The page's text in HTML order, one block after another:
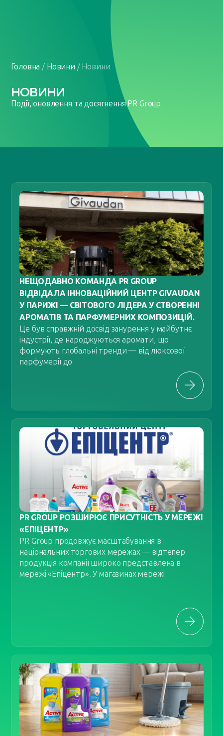
EN
Головна / Новини / Новини
НОВИНИ
Події, оновлення та досягнення PR Group
НЕЩОДАВНО КОМАНДА PR GROUP
ВІДВІДАЛА ІННОВАЦІЙНИЙ ЦЕНТР GIVAUDAN
У ПАРИЖІ — СВІТОВОГО ЛІДЕРА У СТВОРЕННІ
АРОМАТІВ ТА ПАРФУМЕРНИХ КОМПОЗИЦІЙ.
Це був справжній досвід занурення у майбутнє
індустрії, де народжуються аромати, що
формують глобальні тренди — від люксової
парфумерії до
PR GROUP РОЗШИРЮЄ ПРИСУТНІСТЬ У МЕРЕЖІ
«ЕПІЦЕНТР»
PR Group продовжує масштабування в
національних торгових мережах — відтепер
продукція компанії широко представлена в
мережі «Епіцентр». У магазинах мережі